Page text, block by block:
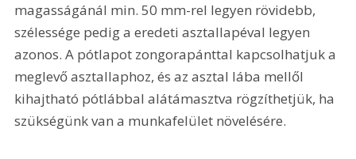
magasságánál min. 50 mm-rel legyen rövidebb,
szélessége pedig a eredeti asztallapéval legyen
azonos. A pótlapot zongorapánttal kapcsolhatjuk a
meglevő asztallaphoz, és az asztal lába mellől
kihajtható pótlábbal alátámasztva rögzíthetjük, ha
szükségünk van a munkafelület növelésére.